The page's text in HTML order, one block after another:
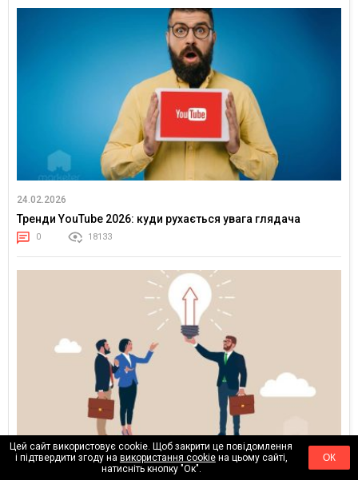
24.02.2026
Тренди YouTube 2026: куди рухається увага глядача
0 18133
17.02.2026
Цей сайт використовує cookie. Щоб закрити це повідомлення
і підтвердити згоду на використання cookieна цьому сайті,
натисніть кнопку "Ок".
ОК